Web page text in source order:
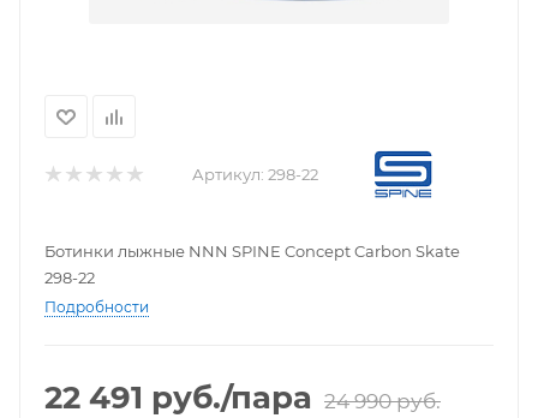
Артикул: 298-22
Ботинки лыжные NNN SPINE Concept Carbon Skate
298-22
Подробности
22 491 руб./пара 24 990руб.